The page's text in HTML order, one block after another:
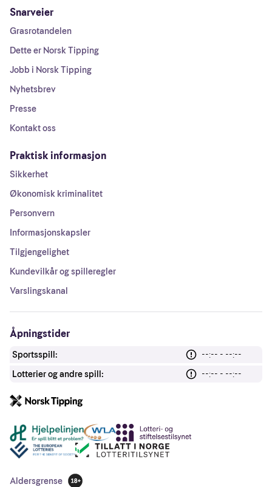
Snarveier
Grasrotandelen
Dette er Norsk Tipping
Jobb i Norsk Tipping
Nyhetsbrev
Presse
Kontakt oss
Praktisk informasjon
Sikkerhet
Økonomisk kriminalitet
Personvern
Informasjonskapsler
Tilgjengelighet
Kundevilkår og spilleregler
Varslingskanal
Åpningstider
Sportsspill:
--:-- - --:--
Lotterier og andre spill:
--:-- - --:--
Andre lenker
Aldersgrense